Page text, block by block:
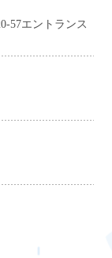
57エントランス